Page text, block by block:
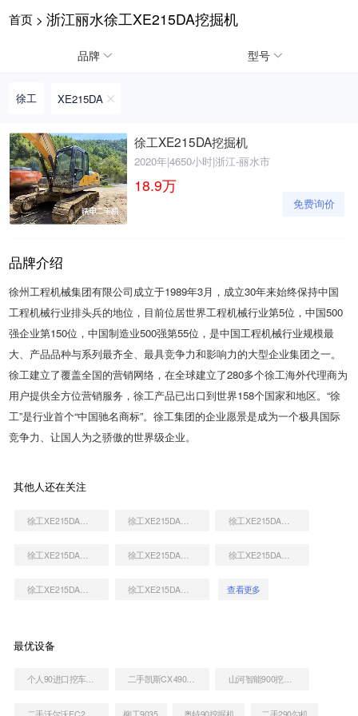
首页 > 浙江丽水徐工XE215DA挖掘机
品牌 型号
徐工 XE215DA
徐工XE215DA挖掘机
2020年|4650小时|浙江-丽水市
18.9万
免费询价
品牌介绍
徐州工程机械集团有限公司成立于1989年3月，成立30年来始终保持中国
工程机械行业排头兵的地位，目前位居世界工程机械行业第5位，中国500
强企业第150位，中国制造业500强第55位，是中国工程机械行业规模最
大、产品品种与系列最齐全、最具竞争力和影响力的大型企业集团之一。
徐工建立了覆盖全国的营销网络，在全球建立了280多个徐工海外代理商为
用户提供全方位营销服务，徐工产品已出口到世界158个国家和地区。“徐
工”是行业首个“中国驰名商标”。徐工集团的企业愿景是成为一个极具国际
竞争力、让国人为之骄傲的世界级企业。
请输入手机号
获
取
验
证
码
请输入手机号
交
即
表
示
您
同
《隐
私
政
策》
其他人还在关注
徐工XE215DA挖掘机
徐工XE215DA挖掘机
查看更多
最优设备
个人90进口挖车出售 二手凯斯CX490C挖掘机 山河智能900挖掘机